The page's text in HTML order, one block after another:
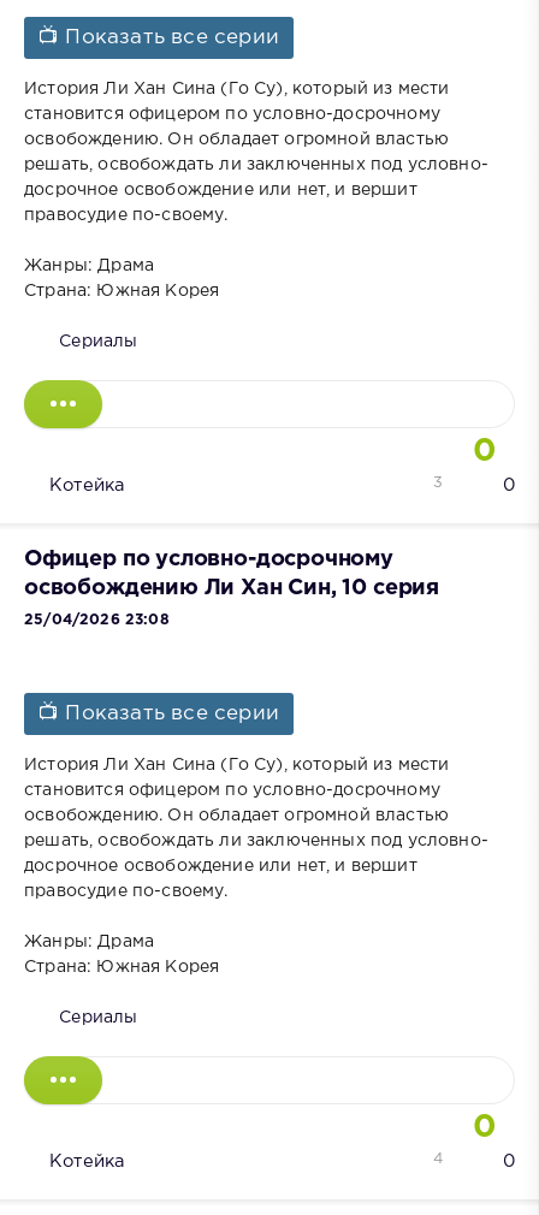
📺 Показать все серии
История Ли Хан Сина (Го Су), который из мести
становится офицером по условно-досрочному
освобождению. Он обладает огромной властью
решать, освобождать ли заключенных под условно-
досрочное освобождение или нет, и вершит
правосудие по-своему.
Жанры: Драма
Страна: Южная Корея
Сериалы
0
Котейка 0
3
Офицер по условно-досрочному
освобождению Ли Хан Син, 10 серия
25/04/2026 23:08
📺 Показать все серии
История Ли Хан Сина (Го Су), который из мести
становится офицером по условно-досрочному
освобождению. Он обладает огромной властью
решать, освобождать ли заключенных под условно-
досрочное освобождение или нет, и вершит
правосудие по-своему.
Жанры: Драма
Страна: Южная Корея
Сериалы
0
Котейка 0
4